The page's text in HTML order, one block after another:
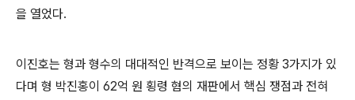
을 열었다.
이진호는 형과 형수의 대대적인 반격으로 보이는 정황 3가지가 있
다며 형 박진홍이 62억 원 횡령 혐의 재판에서 핵심 쟁점과 전혀